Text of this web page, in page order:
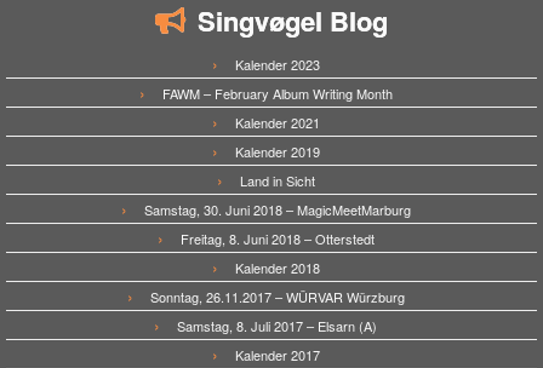
Singvøgel Blog
Kalender 2023
FAWM – February Album Writing Month
Kalender 2021
Kalender 2019
Land in Sicht
Samstag, 30. Juni 2018 – MagicMeetMarburg
Freitag, 8. Juni 2018 – Otterstedt
Kalender 2018
Sonntag, 26.11.2017 – WÜRVAR Würzburg
Samstag, 8. Juli 2017 – Elsarn (A)
Kalender 2017